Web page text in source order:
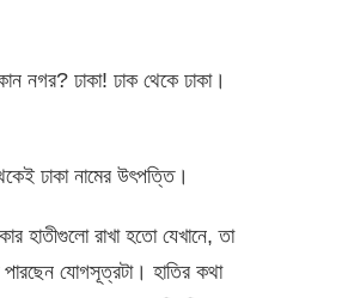
নগর? ঢাকা! ঢাক থেকে ঢাকা।
ঢাকা নামের উৎপত্তি।
হাতীগুলো রাখা হতো যেখানে, তা
পারছেন যোগসূত্রটা। হাতির কথা